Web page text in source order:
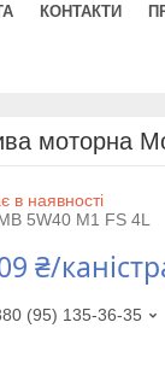
КОНТАКТИ
моторна
в наявності
5W40 M1 FS 4L
₴/
(95) 135-36-35